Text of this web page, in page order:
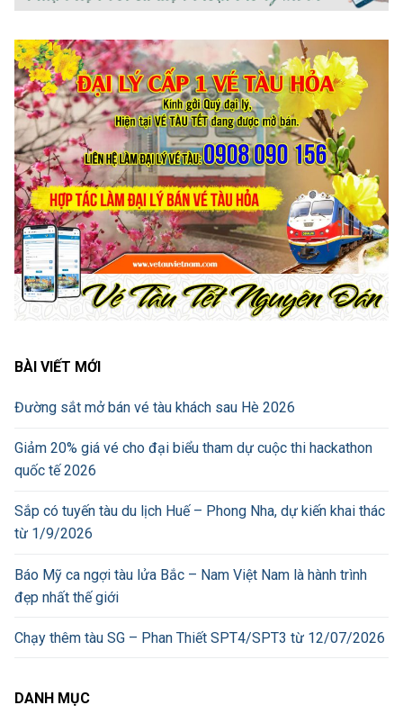
BÀI VIẾT MỚI
Đường sắt mở bán vé tàu khách sau Hè 2026
Giảm 20% giá vé cho đại biểu tham dự cuộc thi hackathon
quốc tế 2026
Sắp có tuyến tàu du lịch Huế – Phong Nha, dự kiến khai thác
từ 1/9/2026
Báo Mỹ ca ngợi tàu lửa Bắc – Nam Việt Nam là hành trình
đẹp nhất thế giới
Chạy thêm tàu SG – Phan Thiết SPT4/SPT3 từ 12/07/2026
DANH MỤC